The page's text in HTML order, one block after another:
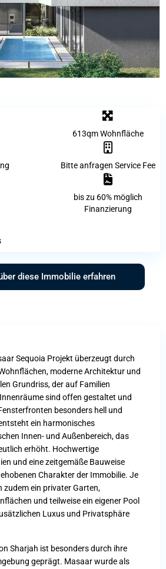
613qm Wohnfläche
Bitte anfragen Service Fee
bis zu 60% möglich
Finanzierung
diese Immobilie erfahren
Sequoia Projekt überzeugt durch
moderne Architektur und
Grundriss, der auf Familien
sind offen gestaltet und
besonders hell und
ein harmonisches
Innen- und Außenbereich, das
erhöht. Hochwertige
und eine zeitgemäße Bauweise
Charakter der Immobilie. Je
zudem ein privater Garten,
und teilweise ein eigener Pool
Luxus und Privatsphäre
Sharjah ist besonders durch ihre
geprägt. Masaar wurde als